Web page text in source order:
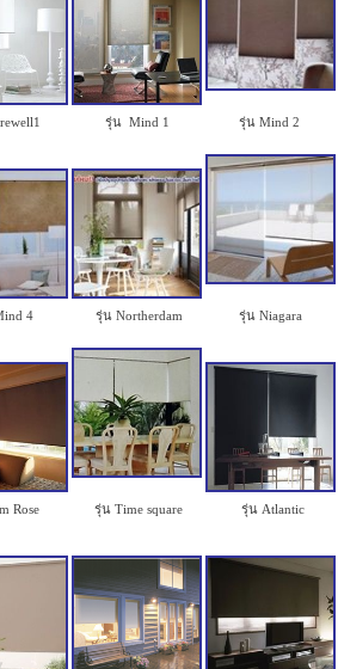
รุ่น Mind 1 รุ่น Mind 2
4 รุ่น Northerdam รุ่น Niagara
Rose รุ่น Time square รุ่น Atlantic